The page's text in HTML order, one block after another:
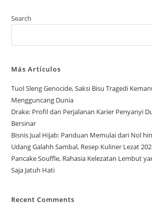
Search
Más Artículos
Tuol Sleng Genocide, Saksi Bisu Tragedi
Mengguncang Dunia
Drake: Profil dan Perjalanan Karier Penyanyi
Bersinar
Bisnis Jual Hijab: Panduan Memulai dari Nol
Udang Galahh Sambal, Resep Kuliner Lezat
Pancake Souffle, Rahasia Kelezatan Lembut
Saja Jatuh Hati
Recent Comments